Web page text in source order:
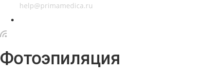
help@primamedica.ru
Фотоэпиляция